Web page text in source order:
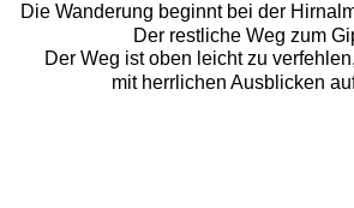
Die Wanderung beginnt bei der
Der restliche Weg zum
Der Weg ist oben leicht zu
mit herrlichen Ausblicken